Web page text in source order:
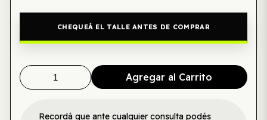
CHEQUEÁ EL TALLE ANTES DE COMPRAR
Agregar al Carrito
Recordá que ante cualquier consulta podés